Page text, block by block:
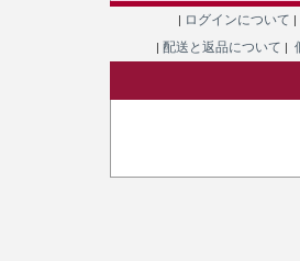
| ログインについて |
| 配送と返品について |